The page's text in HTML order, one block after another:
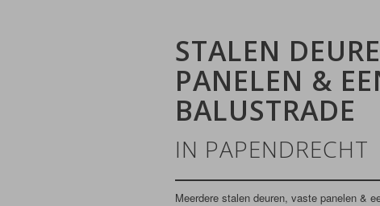
STALEN
PANELEN &
BALUSTRADE
IN PAPENDRECHT
Meerdere stalen deuren, vaste panelen &